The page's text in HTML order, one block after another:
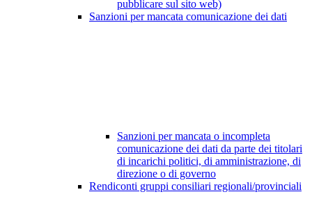
pubblicare sul sito web)
Sanzioni per mancata comunicazione dei dati
Sanzioni per mancata o incompleta
comunicazione dei dati da parte dei titolari
di incarichi politici, di amministrazione, di
direzione o di governo
Rendiconti gruppi consiliari regionali/provinciali